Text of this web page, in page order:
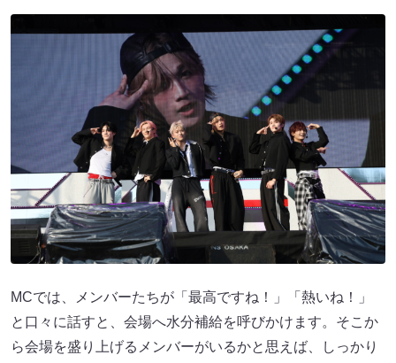
MCでは、メンバーたちが「最高ですね！」「熱いね！」
と口々に話すと、会場へ水分補給を呼びかけます。そこか
ら会場を盛り上げるメンバーがいるかと思えば、しっかり